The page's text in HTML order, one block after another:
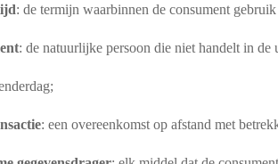
: de termijn waarbinnen de consument
: de natuurlijke persoon die niet handelt in de
: een overeenkomst op afstand met